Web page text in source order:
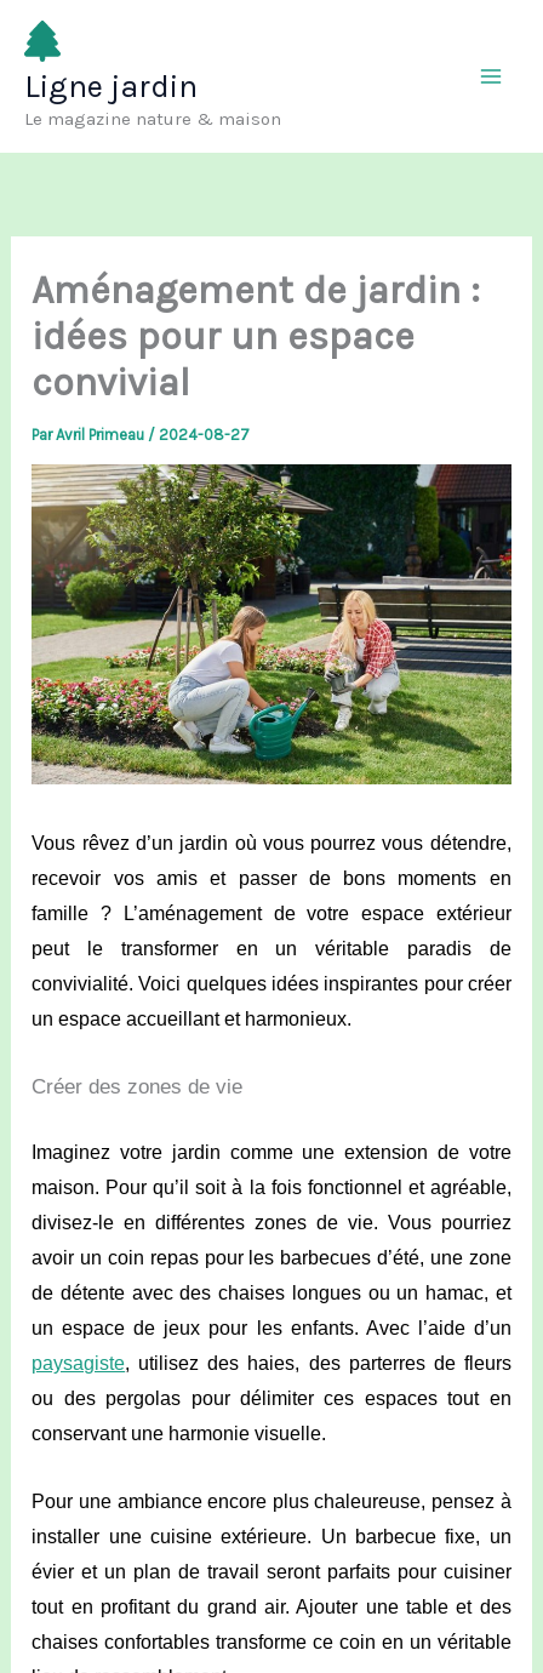
Aller
contenu
Ligne jardin
Le magazine nature & maison
Aménagement de jardin :
idées pour un espace
convivial
ParAvril Primeau /2024-08-27
Vous rêvez d’un jardin où vous pourrez vous détendre,
recevoir vos amis et passer de bons moments en
famille ? L’aménagement de votre espace extérieur
peut le transformer en un véritable paradis de
convivialité. Voici quelques idées inspirantes pour créer
un espace accueillant et harmonieux.
Créer des zones de vie
Imaginez votre jardin comme une extension de votre
maison. Pour qu’il soit à la fois fonctionnel et agréable,
divisez-le en différentes zones de vie. Vous pourriez
avoir un coin repas pour les barbecues d’été, une zone
de détente avec des chaises longues ou un hamac, et
un espace de jeux pour les enfants. Avec l’aide d’un
paysagiste, utilisez des haies, des parterres de fleurs
ou des pergolas pour délimiter ces espaces tout en
conservant une harmonie visuelle.
Pour une ambiance encore plus chaleureuse, pensez à
installer une cuisine extérieure. Un barbecue fixe, un
évier et un plan de travail seront parfaits pour cuisiner
tout en profitant du grand air. Ajouter une table et des
chaises confortables transforme ce coin en un véritable